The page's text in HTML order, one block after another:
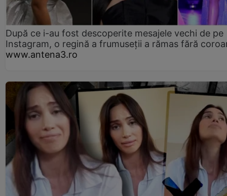
După ce i-au fost descoperite mesajele vechi de pe
Instagram, o regină a frumuseții a rămas fără
www.antena3.ro